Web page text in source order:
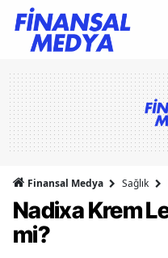
Finansal Medya Sağlık
Nadixa Krem
mi?